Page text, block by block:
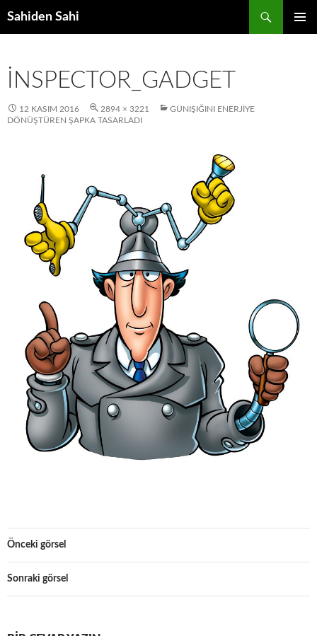
Sahiden Sahi
INSPECTOR_GADGET
12 KASIM 2016 2894 × 3221
GÜNIŞIĞINI ENERJIYE
DÖNÜŞTÜREN ŞAPKA TASARLADI
Önceki görsel
Sonraki görsel